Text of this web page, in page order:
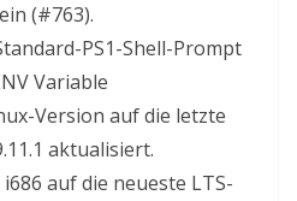
(#763).
PS1-Shell-Prompt
Variable
Version auf die letzte
aktualisiert.
auf die neueste LTS-